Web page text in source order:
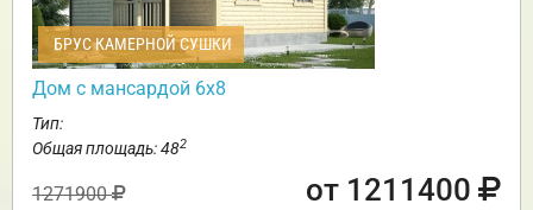
БРУС КАМЕРНОЙ СУШКИ
Дом с мансардой 6х8
Тип:
Общая площадь: 482
1271900 от 1211400